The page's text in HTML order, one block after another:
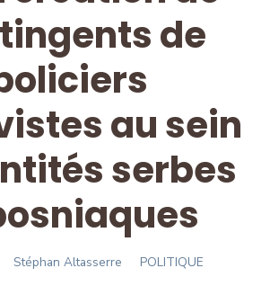
de
au sein
serbes
Author
Stéphan Altasserre POLITIQUE